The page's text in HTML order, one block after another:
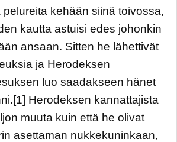
pelureita kehään siinä toivossa,
kautta astuisi edes johonkin
ansaan. Sitten he lähettivät
ja Herodeksen
luo saadakseen hänet
Herodeksen kannattajista
muuta kuin että he olivat
asettaman nukkekuninkaan,